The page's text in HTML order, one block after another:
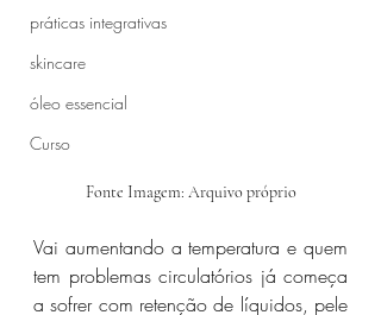
práticas integrativas
skincare
óleo essencial
Curso
Fonte Imagem: Arquivo próprio
Vai aumentando a temperatura e quem
tem problemas circulatórios já começa
a sofrer com retenção de líquidos, pele